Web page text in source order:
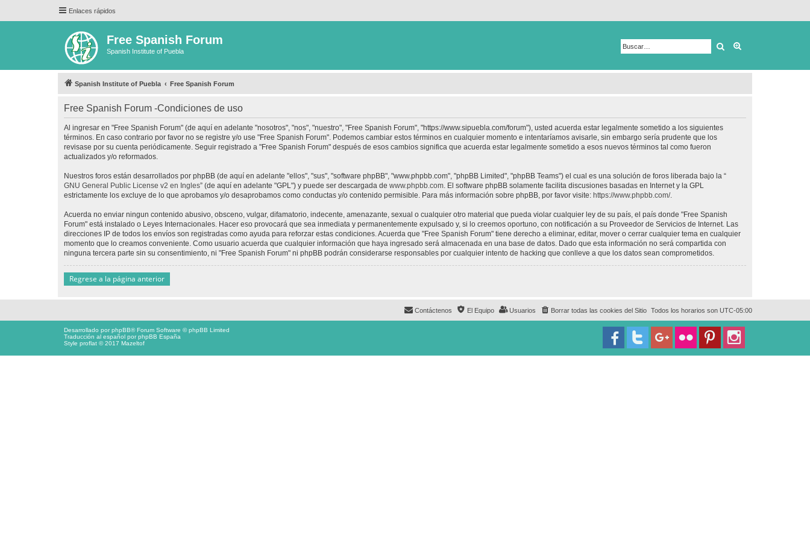
Enlaces rápidos
Free Spanish Forum
Spanish Institute of Puebla Buscar
Spanish Institute of Puebla Free Spanish Forum
Free Spanish Forum -Condiciones de uso
Al ingresar en "Free Spanish Forum" (de aquí en adelante "nosotros", "nos", "nuestro", "Free Spanish Forum", "https://www.sipuebla.com/forum"), usted acuerda estar legalmente sometido a los siguientes
términos. En caso contrario por favor no se registre y/o use "Free Spanish Forum". Podemos cambiar estos términos en cualquier momento e intentaríamos avisarle, sin embargo sería prudente que los
revisase por su cuenta periódicamente. Seguir registrado a "Free Spanish Forum" después de esos cambios significa que acuerda estar legalmente sometido a esos nuevos términos tal como fueron
actualizados y/o reformados.
Nuestros foros están desarrollados por phpBB (de aquí en adelante "ellos", "sus", "software phpBB", "www.phpbb.com", "phpBB Limited", "phpBB Teams") el cual es una solución de foros liberada bajo la “
GNU General Public License v2 en Ingles” (de aquí en adelante "GPL") y puede ser descargada de www.phpbb.com. El software phpBB solamente facilita discusiones basadas en Internet y la GPL
estrictamente los excluye de lo que aprobamos y/o desaprobamos como conductas y/o contenido permisible. Para más información sobre phpBB, por favor visite: https://www.phpbb.com/.
Acuerda no enviar ningun contenido abusivo, obsceno, vulgar, difamatorio, indecente, amenazante, sexual o cualquier otro material que pueda violar cualquier ley de su país, el país donde "Free Spanish
Forum" está instalado o Leyes Internacionales. Hacer eso provocará que sea inmediata y permanentemente expulsado y, si lo creemos oportuno, con notificación a su Proveedor de Servicios de Internet. Las
direcciones IP de todos los envíos son registradas como ayuda para reforzar estas condiciones. Acuerda que "Free Spanish Forum" tiene derecho a eliminar, editar, mover o cerrar cualquier tema en cualquier
momento que lo creamos conveniente. Como usuario acuerda que cualquier información que haya ingresado será almacenada en una base de datos. Dado que esta información no será compartida con
ninguna tercera parte sin su consentimiento, ni "Free Spanish Forum" ni phpBB podrán considerarse responsables por cualquier intento de hacking que conlleve a que los datos sean comprometidos.
Regrese a la página anterior
Todos los horarios son UTC-05:00
Borrar todas las cookies del Sitio
Usuarios
El Equipo
Contáctenos
Desarrollado porphpBB® Forum Software © phpBB Limited
Traducción al español porphpBB España
Style proflat © 2017 Mazeltof